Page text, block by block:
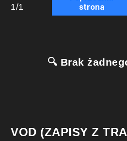
1/1
strona
🔍 Brak
VOD (ZAPISY Z